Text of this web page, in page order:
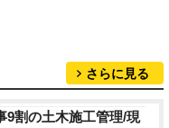
さらに見る
9割の土木施工管理/現